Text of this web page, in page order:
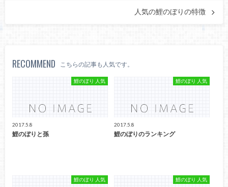
人気の鯉のぼりの特徴
RECOMMEND こちらの記事も人気です。
鯉のぼり 人気
2017.5.8
鯉のぼりと孫
鯉のぼり 人気
2017.5.8
鯉のぼりのランキング
鯉のぼり 人気 鯉のぼり 人気